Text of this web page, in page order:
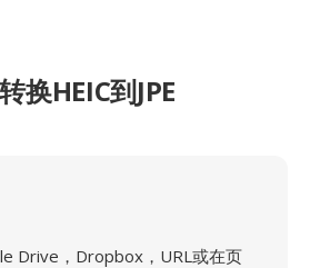
换HEIC到JPE
Drive，Dropbox，URL或在页